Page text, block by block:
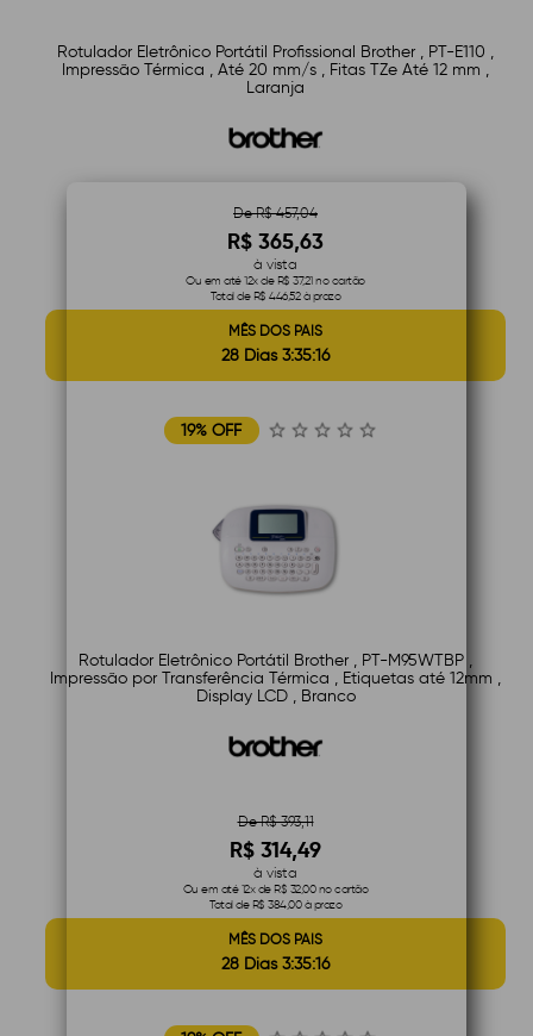
Rotulador Eletrônico Portátil Profissional Brother , PT-E110 ,
Impressão Térmica , Até 20 mm/s , Fitas TZe Até 12 mm ,
Laranja
De R$ 457,04
R$ 365,63
à vista
Ou em até 12x de R$ 37,21 no cartão
Total de R$ 446,52 à prazo
MÊS DOS PAIS
28 Dias 3:35:15
19% OFF
Rotulador Eletrônico Portátil Brother , PT-M95WTBP ,
Impressão por Transferência Térmica , Etiquetas até 12mm ,
Display LCD , Branco
De R$ 393,11
R$ 314,49
à vista
Ou em até 12x de R$ 32,00 no cartão
Total de R$ 384,00 à prazo
MÊS DOS PAIS
28 Dias 3:35:15